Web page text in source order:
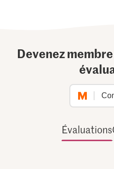
Devenez
Évaluations